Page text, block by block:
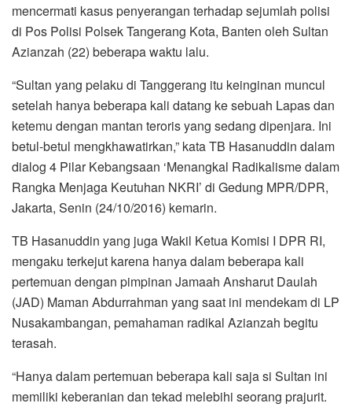
mencermati kasus penyerangan terhadap sejumlah polisi
di Pos Polisi Polsek Tangerang Kota, Banten oleh Sultan
Azianzah (22) beberapa waktu lalu.
“Sultan yang pelaku di Tanggerang itu keinginan muncul
setelah hanya beberapa kali datang ke sebuah Lapas dan
ketemu dengan mantan teroris yang sedang dipenjara. Ini
betul-betul mengkhawatirkan,” kata TB Hasanuddin dalam
dialog 4 Pilar Kebangsaan ‘Menangkal Radikalisme dalam
Rangka Menjaga Keutuhan NKRI’ di Gedung MPR/DPR,
Jakarta, Senin (24/10/2016) kemarin.
TB Hasanuddin yang juga Wakil Ketua Komisi I DPR RI,
mengaku terkejut karena hanya dalam beberapa kali
pertemuan dengan pimpinan Jamaah Ansharut Daulah
(JAD) Maman Abdurrahman yang saat ini mendekam di LP
Nusakambangan, pemahaman radikal Azianzah begitu
terasah.
“Hanya dalam pertemuan beberapa kali saja si Sultan ini
memiliki keberanian dan tekad melebihi seorang prajurit.